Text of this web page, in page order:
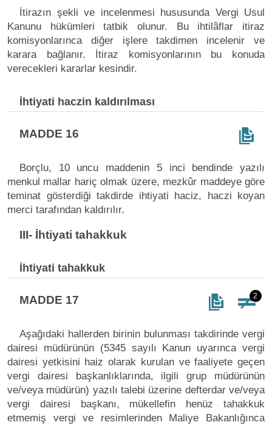
İtirazın şekli ve incelenmesi hususunda Vergi Usul
Kanunu hükümleri tatbik olunur. Bu ihtilâflar itiraz
komisyonlarınca diğer işlere takdimen incelenir ve
karara bağlanır. İtiraz komisyonlarının bu konuda
verecekleri kararlar kesindir.
İhtiyati haczin kaldırılması
MADDE 16
Borçlu, 10 uncu maddenin 5 inci bendinde yazılı
menkul mallar hariç olmak üzere, mezkûr maddeye göre
teminat gösterdiği takdirde ihtiyati haciz, haczi koyan
merci tarafından kaldırılır.
III- İhtiyati tahakkuk
İhtiyati tahakkuk
MADDE 17 2
Aşağıdaki hallerden birinin bulunması takdirinde vergi
dairesi müdürünün (5345 sayılı Kanun uyarınca vergi
dairesi yetkisini haiz olarak kurulan ve faaliyete geçen
vergi dairesi başkanlıklarında, ilgili grup müdürünün
ve/veya müdürün) yazılı talebi üzerine defterdar ve/veya
vergi dairesi başkanı, mükellefin henüz tahakkuk
etmemiş vergi ve resimlerinden Maliye Bakanlığınca